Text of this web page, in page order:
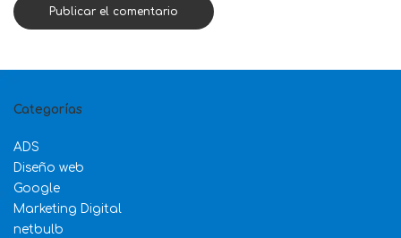
Categorías
ADS
Diseño web
Google
Marketing Digital
netbulb